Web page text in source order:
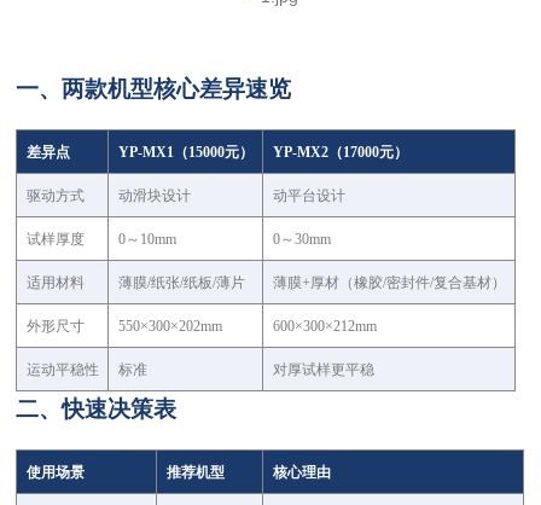
一、两款机型核心差异速览
差异点 YP-MX1（15000元） YP-MX2（17000元）
驱动方式 动滑块设计 动平台设计
试样厚度 0～10mm 0～30mm
适用材料 薄膜/纸张/纸板/薄片 薄膜+厚材（橡胶/密封件/复合基材）
外形尺寸 550×300×202mm 600×300×212mm
运动平稳性 标准 对厚试样更平稳
二、快速决策表
使用场景 推荐机型 核心理由